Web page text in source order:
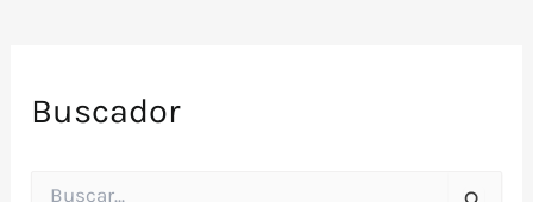
Buscador